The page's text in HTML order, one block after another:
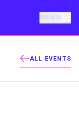
MENU
ALL EVENTS